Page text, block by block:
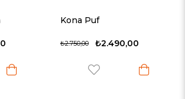
Kona Puf
₺2.490,00
₺2.750,00